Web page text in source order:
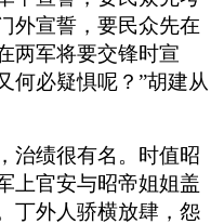
外宣誓，要民众先在
两军将要交锋时宣
何必疑惧呢？”胡建从
治绩很有名。时值昭
上官安与昭帝姐姐盖
丁外人骄横放肆，怨